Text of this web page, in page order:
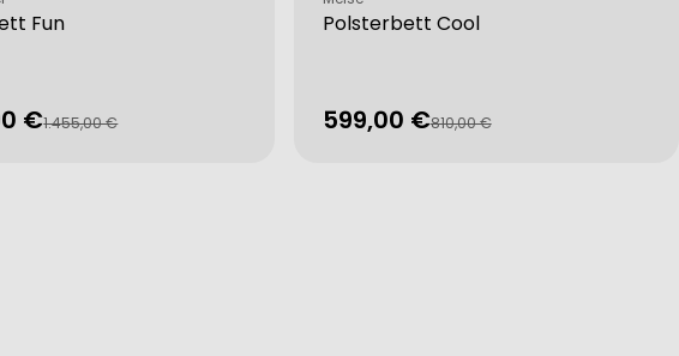
Fun
€1.455,00 €
Polsterbett Cool
Verkaufspreis
599,00 €
Regulärer810,00 €